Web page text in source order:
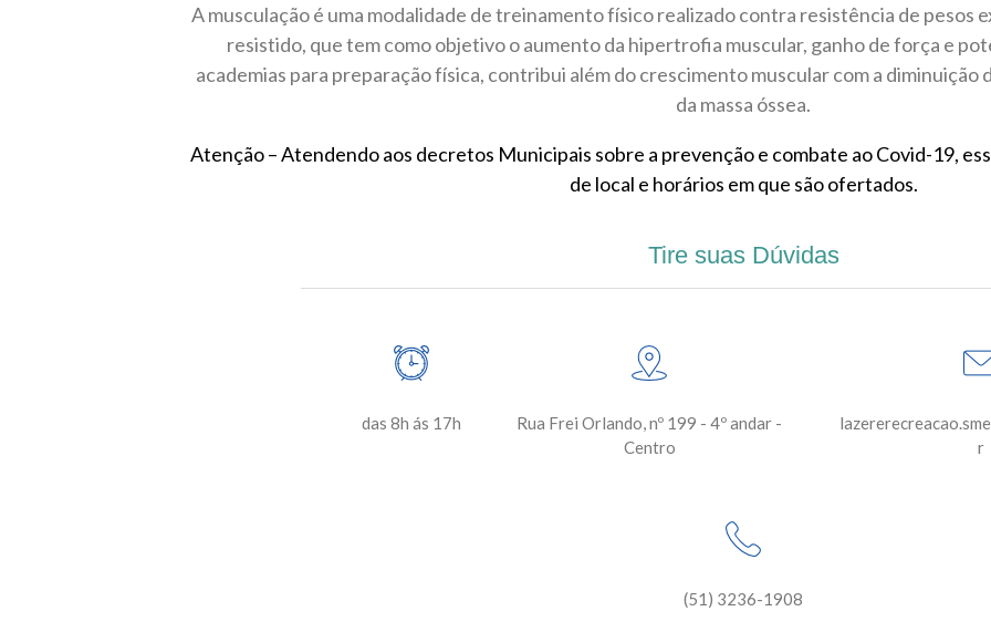
A musculação é uma modalidade de treinamento físico realizado contra resistência de pesos
resistido, que tem como objetivo o aumento da hipertrofia muscular, ganho de força e
academias para preparação física, contribui além do crescimento muscular com a
da massa óssea.
Atenção – Atendendo aos decretos Municipais sobre a prevenção e combate ao Covid-19,
de local e horários em que são ofertados.
Tire suas Dúvidas
das 8h ás 17h
Rua Frei Orlando, nº 199 - 4º andar -
Centro
r
(51) 3236-1908